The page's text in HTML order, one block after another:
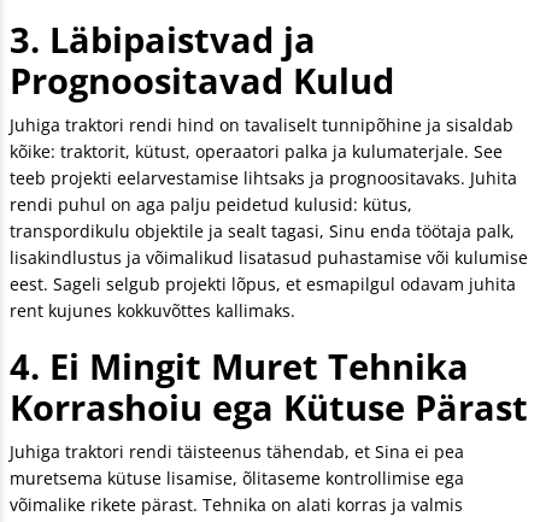
3. Läbipaistvad ja
Prognoositavad Kulud
Juhiga traktori rendi hind on tavaliselt tunnipõhine ja sisaldab
kõike: traktorit, kütust, operaatori palka ja kulumaterjale. See
teeb projekti eelarvestamise lihtsaks ja prognoositavaks. Juhita
rendi puhul on aga palju peidetud kulusid: kütus,
transpordikulu objektile ja sealt tagasi, Sinu enda töötaja palk,
lisakindlustus ja võimalikud lisatasud puhastamise või kulumise
eest. Sageli selgub projekti lõpus, et esmapilgul odavam juhita
rent kujunes kokkuvõttes kallimaks.
4. Ei Mingit Muret Tehnika
Korrashoiu ega Kütuse Pärast
Juhiga traktori rendi täisteenus tähendab, et Sina ei pea
muretsema kütuse lisamise, õlitaseme kontrollimise ega
võimalike rikete pärast. Tehnika on alati korras ja valmis